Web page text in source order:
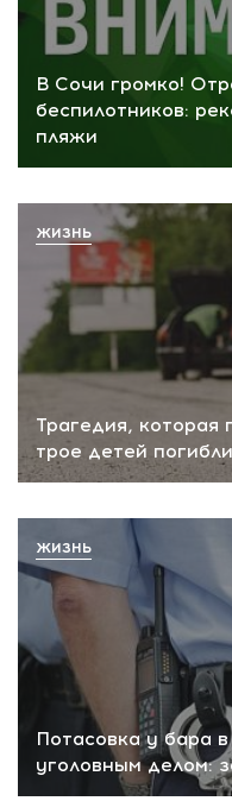
В Сочи громко!
беспилотников:
пляжи
Трагедия, которая
трое детей
ЖИЗНЬ
Потасовка у бара
уголовным делом:
ЖИЗНЬ